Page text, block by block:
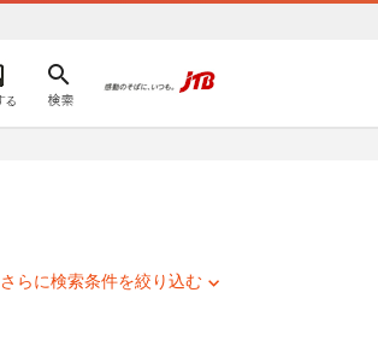
さらに検索条件を絞り込む